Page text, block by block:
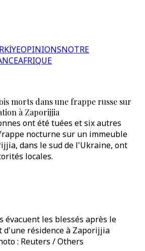
OPINIONSNOTRE
AFRIQUE
morts dans une frappe russe sur
à Zaporijjia
ont été tuées et six autres
nocturne sur un immeuble
dans le sud de l'Ukraine, ont
locales.
évacuent les blessés après le
d'une résidence à Zaporijjia
: Reuters / Others